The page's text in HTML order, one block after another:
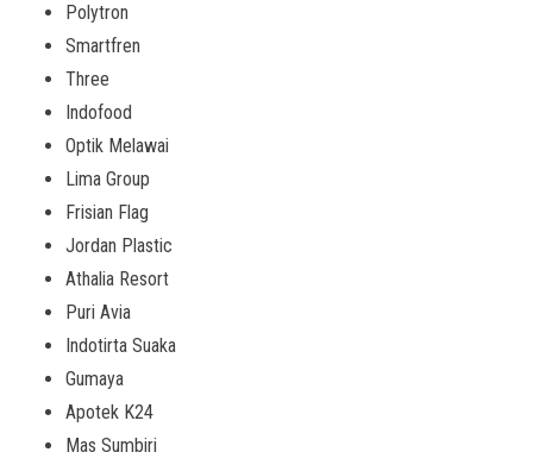
Polytron
Smartfren
Three
Indofood
Optik Melawai
Lima Group
Frisian Flag
Jordan Plastic
Athalia Resort
Puri Avia
Indotirta Suaka
Gumaya
Apotek K24
Mas Sumbiri